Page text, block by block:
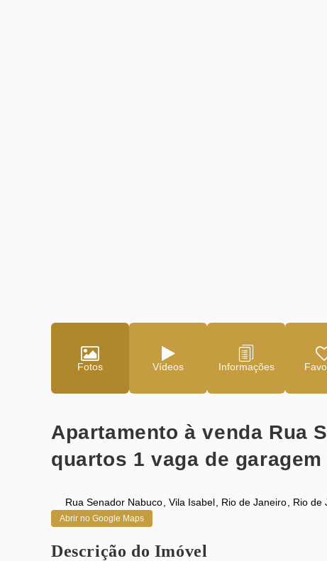
Fotos Vídeos
Apartamento à venda Rua
quartos 1 vaga de garagem
Rua Senador Nabuco Vila Isabel Rio de Janeiro Rio de
Abrir no Google Maps
Descrição do Imóvel